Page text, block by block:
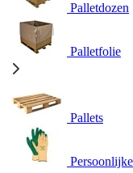
Palletdozen
Palletfolie
Pallets